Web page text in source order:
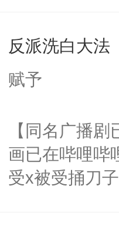
小白莲：“嘤
胡说，我没碰
不愧是大佬
悉，嗷？这不
可以先看仙帝
人，最终坐上
用见人，因为
言神龙见首不
名蛇蛇，跟
不知道，那小
头，魔尊墨宴
宴：柳折枝你
反派洗白大法
赋予
【同名广播
画已在哔哩哔
受x被受捅刀